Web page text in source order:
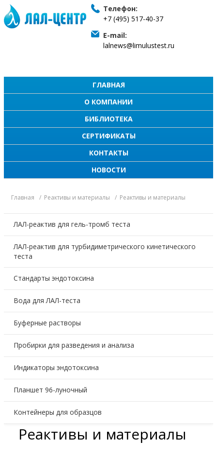
Телефон:
+7 (495) 517-40-37
E-mail:
lalnews@limulustest.ru
ГЛАВНАЯ
О КОМПАНИИ
БИБЛИОТЕКА
СЕРТИФИКАТЫ
КОНТАКТЫ
НОВОСТИ
Главная Реактивы и материалы Реактивы и материалы
ЛАЛ-реактив для гель-тромб теста
ЛАЛ-реактив для турбидиметрического кинетического
теста
Стандарты эндотоксина
Вода для ЛАЛ-теста
Буферные растворы
Пробирки для разведения и анализа
Индикаторы эндотоксина
Планшет 96-луночный
Контейнеры для образцов
Реактивы и материалы